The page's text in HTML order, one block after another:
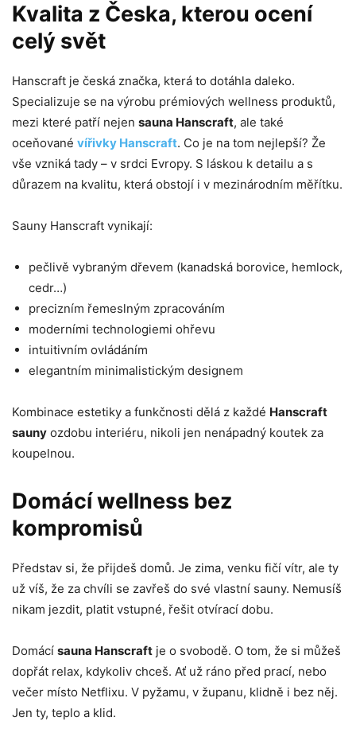
Kvalita z Česka, kterou ocení
celý svět
Hanscraft je česká značka, která to dotáhla daleko.
Specializuje se na výrobu prémiových wellness produktů,
mezi které patří nejen sauna Hanscraft, ale také
oceňované vířivky Hanscraft. Co je na tom nejlepší? Že
vše vzniká tady – v srdci Evropy. S láskou k detailu a s
důrazem na kvalitu, která obstojí i v mezinárodním měřítku.
Sauny Hanscraft vynikají:
pečlivě vybraným dřevem (kanadská borovice, hemlock,
cedr…)
precizním řemeslným zpracováním
moderními technologiemi ohřevu
intuitivním ovládáním
elegantním minimalistickým designem
Kombinace estetiky a funkčnosti dělá z každé Hanscraft
sauny ozdobu interiéru, nikoli jen nenápadný koutek za
koupelnou.
Domácí wellness bez
kompromisů
Představ si, že přijdeš domů. Je zima, venku fičí vítr, ale ty
už víš, že za chvíli se zavřeš do své vlastní sauny. Nemusíš
nikam jezdit, platit vstupné, řešit otvírací dobu.
Domácí sauna Hanscraft je o svobodě. O tom, že si můžeš
dopřát relax, kdykoliv chceš. Ať už ráno před prací, nebo
večer místo Netflixu. V pyžamu, v županu, klidně i bez něj.
Jen ty, teplo a klid.